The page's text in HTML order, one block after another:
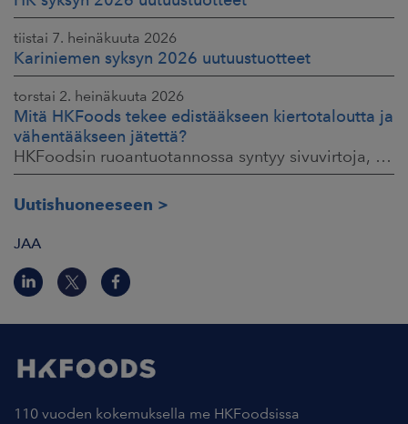
tiistai 7. heinäkuuta 2026
Kariniemen syksyn 2026 uutuustuotteet
torstai 2. heinäkuuta 2026
Mitä HKFoods tekee edistääkseen kiertotaloutta ja
vähentääkseen jätettä?
HKFoodsin ruoantuotannossa syntyy sivuvirtoja, jotka sisältävät arvokkaita ainesosia. Niistä osa ohjataan jo muille teollisuuden aloille hyötykäyttöön
Uutishuoneeseen
JAA
110 vuoden kokemuksella me HKFoodsissa